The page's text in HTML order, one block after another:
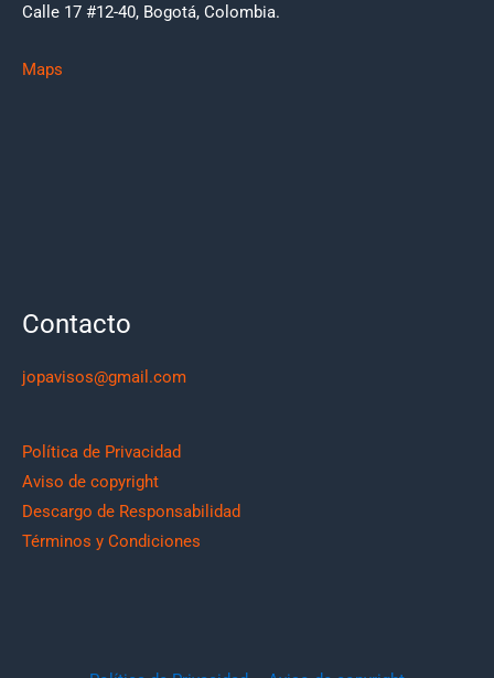
Calle 17 #12-40, Bogotá, Colombia.
Maps
Contacto
jopavisos@gmail.com
Política de Privacidad
Aviso de copyright
Descargo de Responsabilidad
Términos y Condiciones